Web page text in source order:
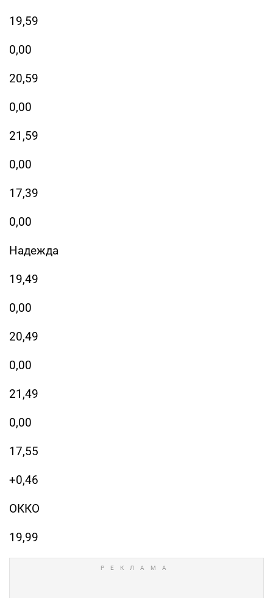
19,59
0,00
20,59
0,00
21,59
0,00
17,39
0,00
Надежда
19,49
0,00
20,49
0,00
21,49
0,00
17,55
+0,46
ОККО
19,99